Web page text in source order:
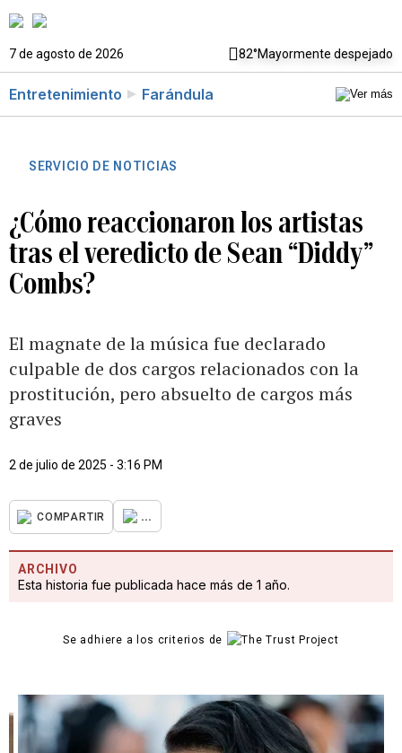
7 de agosto de 2026 82°Mayormente despejado
Entretenimiento Farándula
SERVICIO DE NOTICIAS
¿Cómo reaccionaron los artistas
tras el veredicto de Sean “Diddy”
Combs?
El magnate de la música fue declarado
culpable de dos cargos relacionados con la
prostitución, pero absuelto de cargos más
graves
2 de julio de 2025 - 3:16 PM
COMPARTIR ...
ARCHIVO
Esta historia fue publicada hace más de 1 año.
Se adhiere a los criterios de